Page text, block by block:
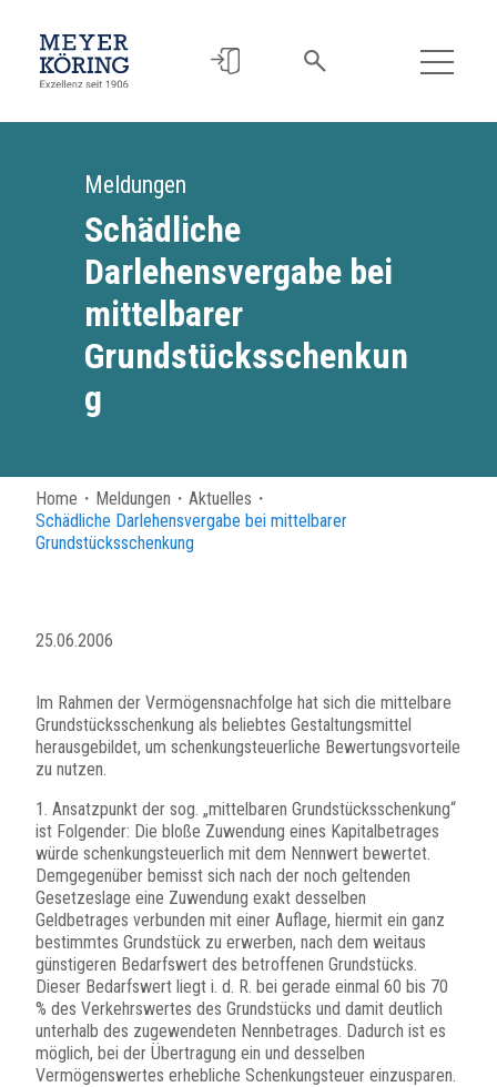
Meldungen
Schädliche
Darlehensvergabe bei
mittelbarer
Grundstücksschenkun
g
Home ・ Meldungen ・ Aktuelles ・
Schädliche Darlehensvergabe bei mittelbarer
Grundstücksschenkung
25.06.2006
Im Rahmen der Vermögensnachfolge hat sich die mittelbare
Grundstücksschenkung als beliebtes Gestaltungsmittel
herausgebildet, um schenkungsteuerliche Bewertungsvorteile
zu nutzen.
1. Ansatzpunkt der sog. „mittelbaren Grundstücksschenkung“
ist Folgender: Die bloße Zuwendung eines Kapitalbetrages
würde schenkungsteuerlich mit dem Nennwert bewertet.
Demgegenüber bemisst sich nach der noch geltenden
Gesetzeslage eine Zuwendung exakt desselben
Geldbetrages verbunden mit einer Auflage, hiermit ein ganz
bestimmtes Grundstück zu erwerben, nach dem weitaus
günstigeren Bedarfswert des betroffenen Grundstücks.
Dieser Bedarfswert liegt i. d. R. bei gerade einmal 60 bis 70
% des Verkehrswertes des Grundstücks und damit deutlich
unterhalb des zugewendeten Nennbetrages. Dadurch ist es
möglich, bei der Übertragung ein und desselben
Vermögenswertes erhebliche Schenkungsteuer einzusparen.